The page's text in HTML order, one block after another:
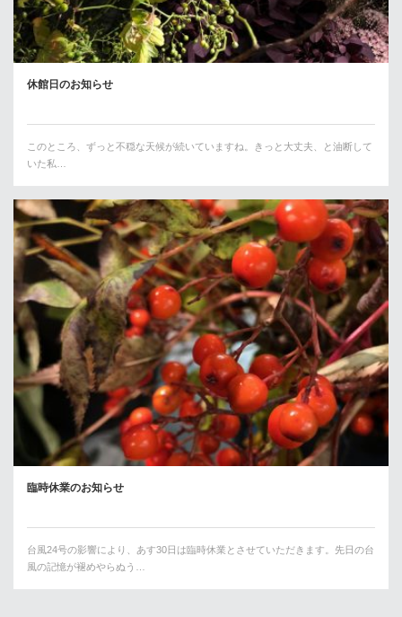
休館日のお知らせ
このところ、ずっと不穏な天候が続いていますね。きっと大丈夫、と油断して
いた私…
臨時休業のお知らせ
台風24号の影響により、あす30日は臨時休業とさせていただきます。先日の台
風の記憶が褪めやらぬう…